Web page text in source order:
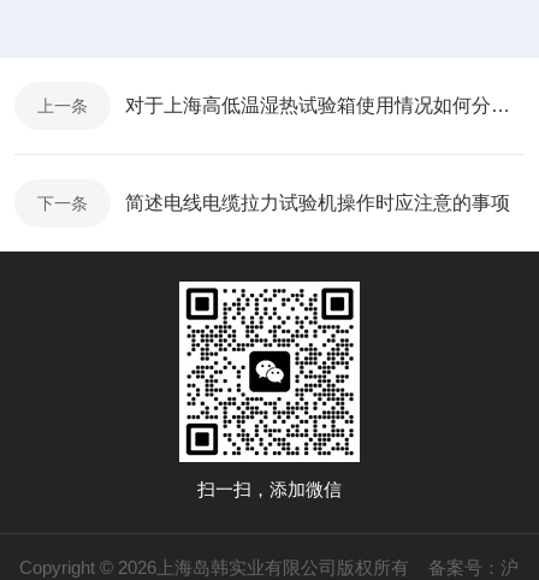
上一条 对于上海高低温湿热试验箱使用情况如何分析呢
下一条 简述电线电缆拉力试验机操作时应注意的事项
扫一扫，添加微信
Copyright © 2026上海岛韩实业有限公司版权所有 备案号：沪